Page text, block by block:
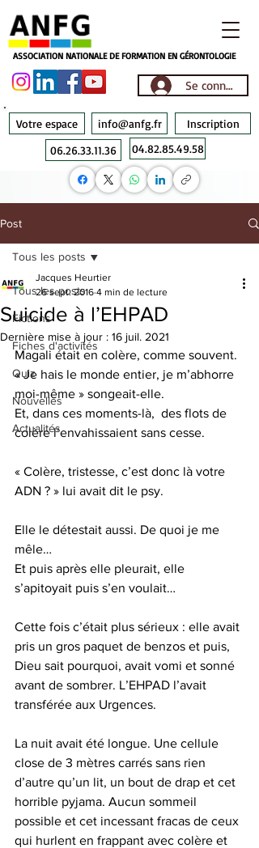
ASSOCIATION NATIONALE DE FORMATION EN GÉRONTOLOGIE
Se connecter
Votre espace info@anfg.fr
Inscription
06.26.33.11.36
04.82.85.49.58
Post
Tous les posts
Fictions
Fiches d'activités
Quiz
Nouvelles
Actualités
Tous les posts
Suicide à l’EHPAD
Jacques Heurtier
26 sept. 2016 4 min de lecture
Dernière mise à jour : 16 juil. 2021
Magali était en colère, comme souvent.
« Je hais le monde entier, je m’abhorre
moi-même » songeait-elle.
Et, dans ces moments-là,  des flots de
colère l’envahissaient sans cesse.
« Colère, tristesse, c’est donc là votre
ADN ? » lui avait dit le psy.
Elle le détestait aussi. De quoi je me
mêle…
Et puis après elle pleurait, elle
s’apitoyait puis s’en voulait…
Cette fois c’était plus sérieux : elle avait
pris un gros paquet de benzos et puis,
Dieu sait pourquoi, avait vomi et sonné
avant de sombrer. L’EHPAD l’avait
transférée aux Urgences.
La nuit avait été longue. Une cellule
close de 3 mètres carrés sans rien
d’autre qu’un lit, un bout de drap et cet
horrible pyjama. Aucun sommeil
possible et cet incessant fracas de ceux
qui hurlent en frappant avec colère et